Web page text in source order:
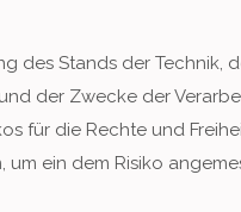
des Stands der Technik,
der Zwecke der
für die Rechte und
ein dem Risiko